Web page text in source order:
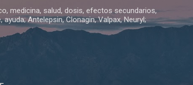
medicina, salud, dosis, efectos secundarios,
Antelepsin, Clonagin, Valpax, Neuryl;